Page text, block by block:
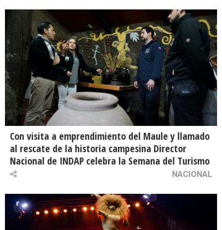
Con visita a emprendimiento del Maule y llamado
al rescate de la historia campesina Director
Nacional de INDAP celebra la Semana del Turismo
NACIONAL